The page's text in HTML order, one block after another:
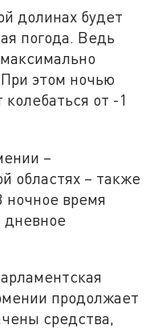
долинах будет
погода. Ведь
этом ночью
колебаться от -1
–
областях – также
ночное время
дневное
продолжает
средства,